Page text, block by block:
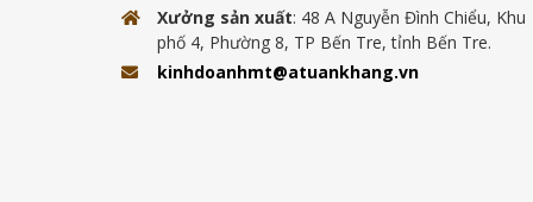
Xưởng sản xuất: 48 A Nguyễn Đình Chiểu, Khu
phố 4, Phường 8, TP Bến Tre, tỉnh Bến Tre.
kinhdoanhmt@atuankhang.vn